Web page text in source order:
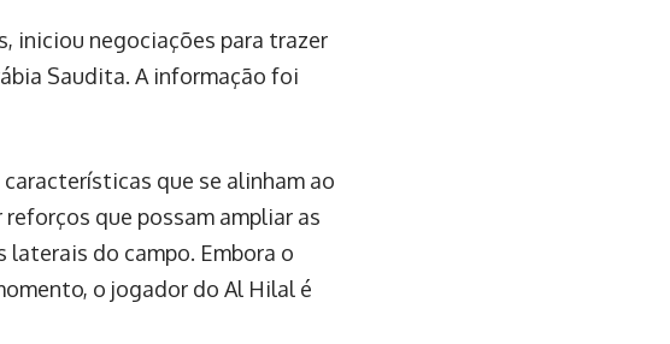
iniciou negociações para trazer
Saudita. A informação foi
características que se alinham ao
que possam ampliar as
laterais do campo. Embora o
o jogador do Al Hilal é